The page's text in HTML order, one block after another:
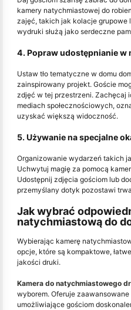
kamery natychmiastowej do
zajęć, takich jak kolacje
wydruki służą jako serdeczne
4. Popraw udostępnianie w
Ustaw tło tematyczne w domu
zainspirowany projekt. Goście
zdjęć w tej przestrzeni. Zachęcaj
mediach społecznościowych,
uzyskać większą widoczność.
5. Używanie na specjalne
Organizowanie wydarzeń takich
Uchwytuj magię za pomocą
Udostępnij zdjęcia gościom lub
przemyślany dotyk pozostawi
Jak wybrać
natychmiastową do
Wybierając kamerę
opcje, które są kompaktowe,
jakości druki.
Kamera do natychmiastowego
wyborem. Oferuje
umożliwiające gościom